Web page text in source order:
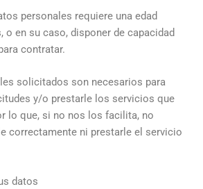
personales requiere una edad
o en su caso, disponer de capacidad
contratar.
solicitados son necesarios para
y/o prestarle los servicios que
lo que, si no nos los facilita, no
correctamente ni prestarle el servicio
datos